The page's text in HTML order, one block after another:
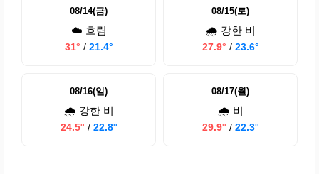
08/14(금)
☁️ 흐림
31° / 21.4°
08/15(토)
🌧️ 강한 비
27.9° / 23.6°
08/16(일)
🌧️ 강한 비
24.5° / 22.8°
08/17(월)
🌧️ 비
29.9° / 22.3°